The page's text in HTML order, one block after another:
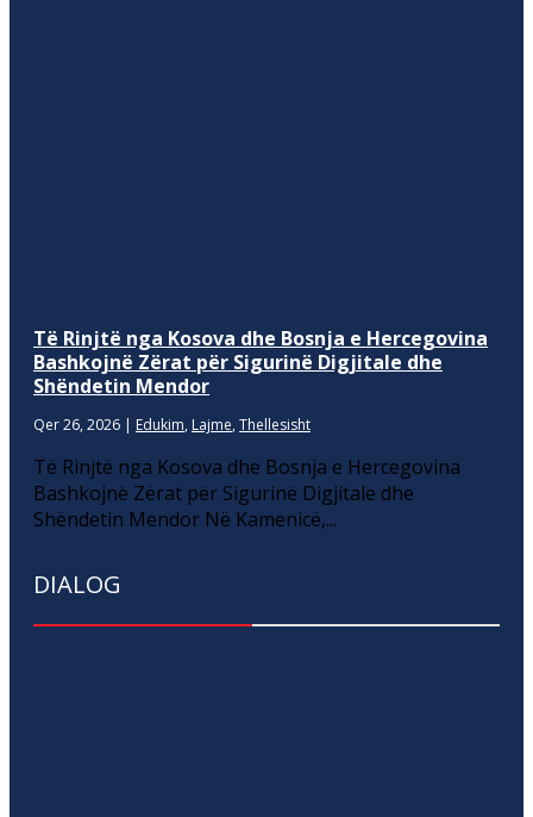
Të Rinjtë nga Kosova dhe Bosnja e Hercegovina
Bashkojnë Zërat për Sigurinë Digjitale dhe
Shëndetin Mendor
Qer 26, 2026 | Edukim, Lajme, Thellesisht
Të Rinjtë nga Kosova dhe Bosnja e Hercegovina
Bashkojnë Zërat për Sigurinë Digjitale dhe
Shëndetin Mendor Në Kamenicë,...
DIALOG